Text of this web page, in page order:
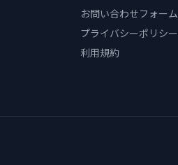
お問い合わせフォーム
プライバシーポリシー
利用規約